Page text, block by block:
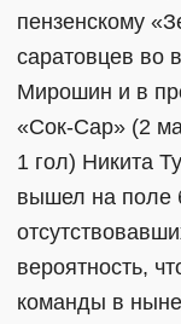
пензенскому
саратовцев во
Мирошин и в
«Сок-Сар» (2
1 гол) Никита
вышел на поле
вероятность,
команды в